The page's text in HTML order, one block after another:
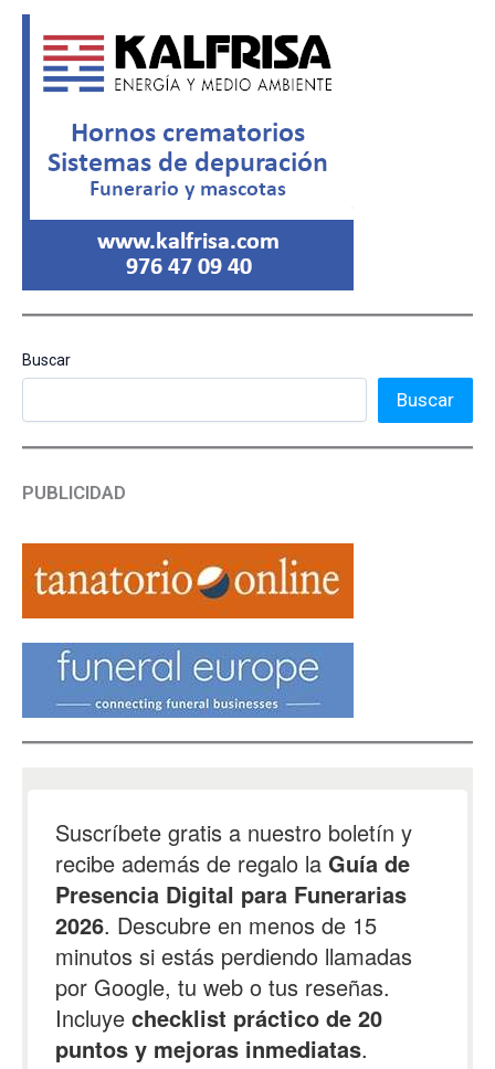
Buscar
Buscar
PUBLICIDAD